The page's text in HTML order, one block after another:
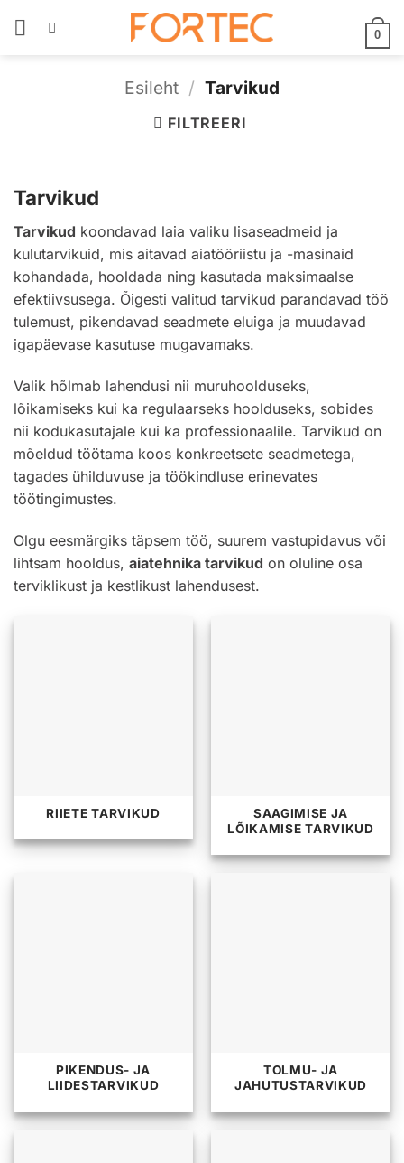
0
Esileht / Tarvikud
FILTREERI
Tarvikud
Tarvikud koondavad laia valiku lisaseadmeid ja
kulutarvikuid, mis aitavad aiatööriistu ja -masinaid
kohandada, hooldada ning kasutada maksimaalse
efektiivsusega. Õigesti valitud tarvikud parandavad töö
tulemust, pikendavad seadmete eluiga ja muudavad
igapäevase kasutuse mugavamaks.
Valik hõlmab lahendusi nii muruhoolduseks,
lõikamiseks kui ka regulaarseks hoolduseks, sobides
nii kodukasutajale kui ka professionaalile. Tarvikud on
mõeldud töötama koos konkreetsete seadmetega,
tagades ühilduvuse ja töökindluse erinevates
töötingimustes.
Olgu eesmärgiks täpsem töö, suurem vastupidavus või
lihtsam hooldus, aiatehnika tarvikud on oluline osa
terviklikust ja kestlikust lahendusest.
RIIETE TARVIKUD
SAAGIMISE JA
LÕIKAMISE TARVIKUD
PIKENDUS- JA
LIIDESTARVIKUD
TOLMU- JA
JAHUTUSTARVIKUD